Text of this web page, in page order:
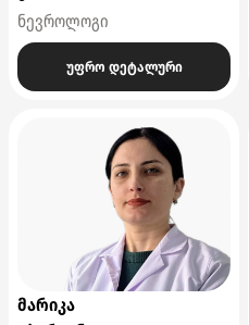
ნევროლოგი
უფრო დეტალური
მარიკა